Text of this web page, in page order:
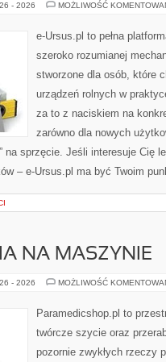
- 2026 MOŻLIWOŚĆ
e-Ursus.pl to pełna
szeroko rozumianej
stworzone dla osób, które
urządzeń rolnych w
za to z naciskiem na
zarówno dla nowych
na sprzęcie. Jeśli interesuje Cię
– e-Ursus.pl ma być Twoim
NA MASZYNIE
- 2026 MOŻLIWOŚĆ
Paramedicshop.pl to
twórcze szycie oraz
pozornie zwykłych rzeczy